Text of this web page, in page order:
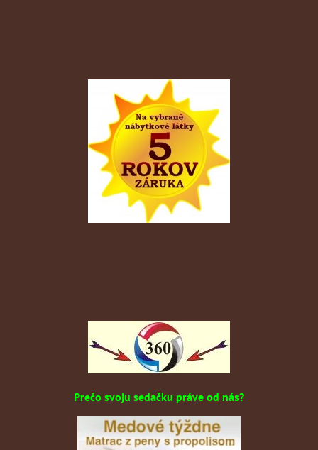
Prečo svoju sedačku práve od nás?